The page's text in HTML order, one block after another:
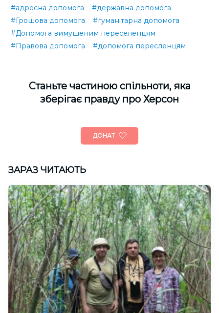
#адресна допомога
#державна допомога
#Грошова допомога
#гуманітарна допомога
#Допомога вимушеним переселенцям
#Правова допомога
#допомога пересленцям
Cтаньте частиною спільноти, яка
зберігає правду про Херсон
ДОНАТ
ЗАРАЗ ЧИТАЮТЬ